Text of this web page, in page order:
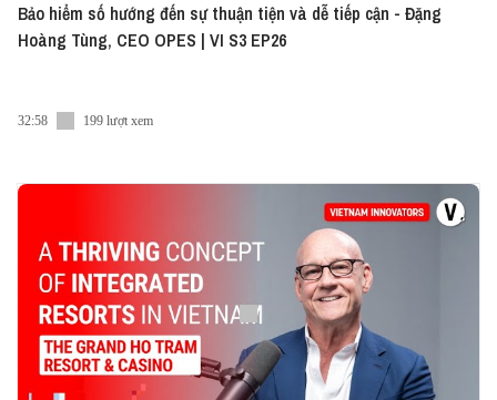
Bảo hiểm số hướng đến sự thuận tiện và dễ tiếp cận - Đặng
Hoàng Tùng, CEO OPES | VI S3 EP26
32:58 199 lượt xem